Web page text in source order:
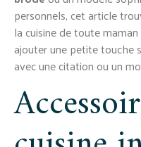
personnels, cet article
la cuisine de toute
ajouter une petite touche
avec une citation ou un